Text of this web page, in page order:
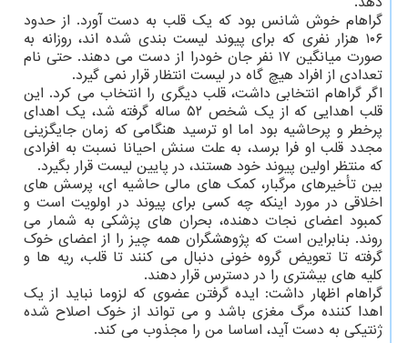
گراهام خوش شانس بود که یک قلب به دست آورد. از حدود
۱۰۶ هزار نفری که برای پیوند لیست بندی شده اند، روزانه به
صورت میانگین ۱۷ نفر جان خودرا از دست می دهند. حتی نام
تعدادی از افراد هیچ گاه در لیست انتظار قرار نمی گیرد.
اگر گراهام انتخابی داشت، قلب دیگری را انتخاب می کرد. این
قلب اهدایی که از یک شخص ۵۲ ساله گرفته شد، یک اهدای
پرخطر و پرحاشیه بود اما او ترسید هنگامی که زمان جایگزینی
مجدد قلب او فرا برسد، به علت سنش احیانا نسبت به افرادی
که منتظر اولین پیوند خود هستند، در پایین لیست قرار بگیرد.
بین تأخیرهای مرگبار، کمک های مالی حاشیه ای، پرسش های
اخلاقی در مورد اینکه چه کسی برای پیوند در اولویت است و
کمبود اعضای نجات دهنده، بحران های پزشکی به شمار می
روند. بنابراین است که پژوهشگران همه چیز را از اعضای خوک
گرفته تا تعویض گروه خونی دنبال می کنند تا قلب، ریه ها و
کلیه های بیشتری را در دسترس قرار دهند.
گراهام اظهار داشت: ایده گرفتن عضوی که لزوما نباید از یک
اهدا کننده مرگ مغزی باشد و می تواند از خوک اصلاح شده
ژنتیکی به دست آید، اساسا من را مجذوب می کند.